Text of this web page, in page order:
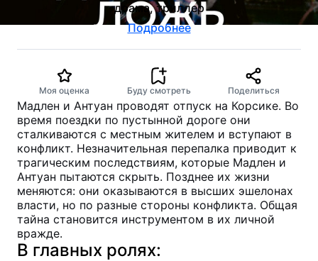
драма, триллер
Подробнее
Моя оценка Буду смотреть Поделиться
Мадлен и Антуан проводят отпуск на Корсике. Во
время поездки по пустынной дороге они
сталкиваются с местным жителем и вступают в
конфликт. Незначительная перепалка приводит к
трагическим последствиям, которые Мадлен и
Антуан пытаются скрыть. Позднее их жизни
меняются: они оказываются в высших эшелонах
власти, но по разные стороны конфликта. Общая
тайна становится инструментом в их личной
вражде.
В главных ролях: